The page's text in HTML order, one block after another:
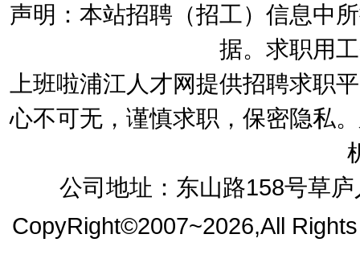
声明：本站招聘（招工）信息中
据。求职用
上班啦浦江人才网提供招聘求职
心不可无，谨慎求职，保密隐私
公司地址：东山路158号草
CopyRight©2007~2026,All